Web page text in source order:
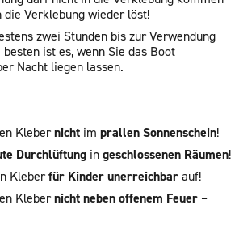
die Verklebung wieder löst!
zwei Stunden bis zur Verwendung
ist es, wenn Sie das Boot
Nacht liegen lassen.
Klebernicht im prallen Sonnenschein!
Durchlüftung ingeschlossenen Räumen!
Kleberfür Kinder unerreichbarauf!
Klebernicht neben offenem Feuer –